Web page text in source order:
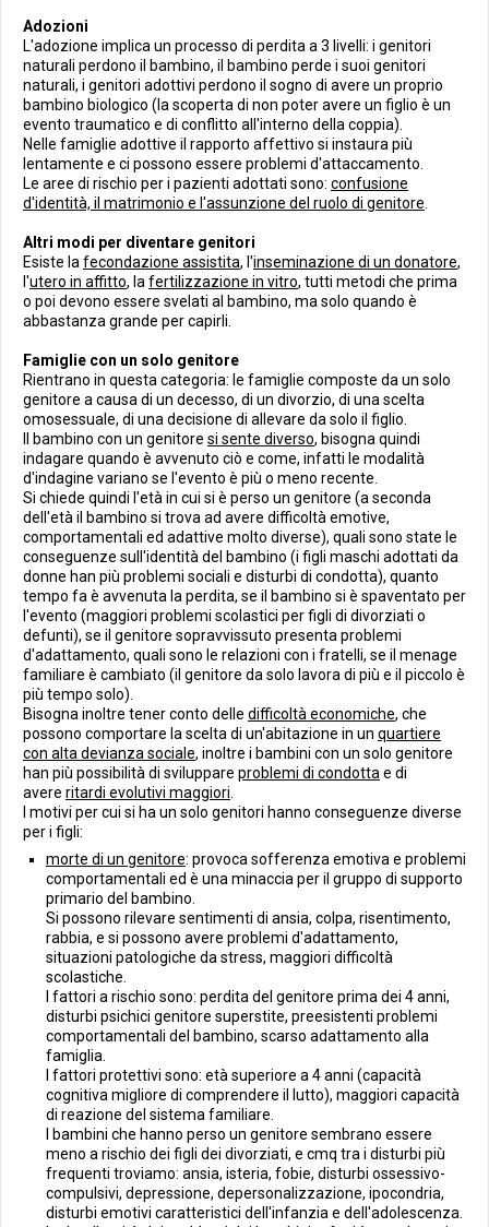
Adozioni
L'adozione implica un processo di perdita a 3 livelli: i genitori
naturali perdono il bambino, il bambino perde i suoi genitori
naturali, i genitori adottivi perdono il sogno di avere un proprio
bambino biologico (la scoperta di non poter avere un figlio è un
evento traumatico e di conflitto all'interno della coppia).
Nelle famiglie adottive il rapporto affettivo si instaura più
lentamente e ci possono essere problemi d'attaccamento.
Le aree di rischio per i pazienti adottati sono: confusione
d'identità, il matrimonio e l'assunzione del ruolo di genitore
Altri modi per diventare genitori
Esiste la fecondazione assistita, l'inseminazione di un donatore,
l'utero in affitto, la fertilizzazione in vitro, tutti metodi che prima
o poi devono essere svelati al bambino, ma solo quando è
abbastanza grande per capirli.
Famiglie con un solo genitore
Rientrano in questa categoria: le famiglie composte da un solo
genitore a causa di un decesso, di un divorzio, di una scelta
omosessuale, di una decisione di allevare da solo il figlio.
Il bambino con un genitore si sente diverso, bisogna quindi
indagare quando è avvenuto ciò e come, infatti le modalità
d'indagine variano se l'evento è più o meno recente.
Si chiede quindi l'età in cui si è perso un genitore (a seconda
dell'età il bambino si trova ad avere difficoltà emotive,
comportamentali ed adattive molto diverse), quali sono state le
conseguenze sull'identità del bambino (i figli maschi adottati da
donne han più problemi sociali e disturbi di condotta), quanto
tempo fa è avvenuta la perdita, se il bambino si è spaventato per
l'evento (maggiori problemi scolastici per figli di divorziati o
defunti), se il genitore sopravvissuto presenta problemi
d'adattamento, quali sono le relazioni con i fratelli, se il menage
familiare è cambiato (il genitore da solo lavora di più e il piccolo è
più tempo solo).
Bisogna inoltre tener conto delle difficoltà economiche, che
possono comportare la scelta di un'abitazione in un quartiere
con alta devianza sociale, inoltre i bambini con un solo genitore
han più possibilità di sviluppare problemi di condotta e di
avere ritardi evolutivi maggiori
I motivi per cui si ha un solo genitori hanno conseguenze diverse
per i figli:
morte di un genitore: provoca sofferenza emotiva e problemi
comportamentali ed è una minaccia per il gruppo di supporto
primario del bambino.
Si possono rilevare sentimenti di ansia, colpa, risentimento,
rabbia, e si possono avere problemi d'adattamento,
situazioni patologiche da stress, maggiori difficoltà
scolastiche.
I fattori a rischio sono: perdita del genitore prima dei 4 anni,
disturbi psichici genitore superstite, preesistenti problemi
comportamentali del bambino, scarso adattamento alla
famiglia.
I fattori protettivi sono: età superiore a 4 anni (capacità
cognitiva migliore di comprendere il lutto), maggiori capacità
di reazione del sistema familiare.
I bambini che hanno perso un genitore sembrano essere
meno a rischio dei figli dei divorziati, e cmq tra i disturbi più
frequenti troviamo: ansia, isteria, fobie, disturbi ossessivo-
compulsivi, depressione, depersonalizzazione, ipocondria,
disturbi emotivi caratteristici dell'infanzia e dell'adolescenza.